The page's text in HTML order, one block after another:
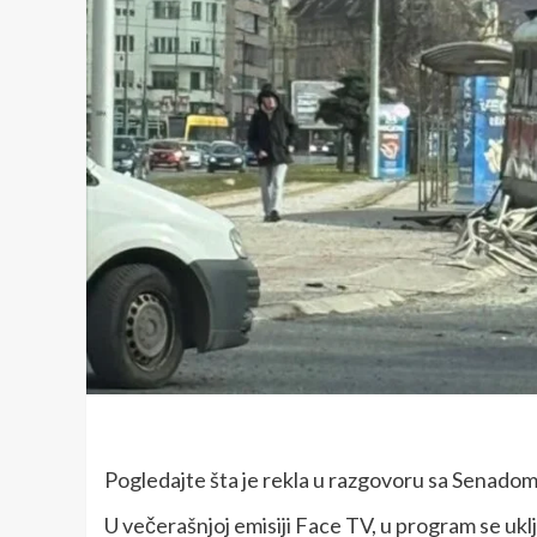
Pogledajte šta je rekla u razgovoru sa
U večerašnjoj emisiji Face TV, u program se